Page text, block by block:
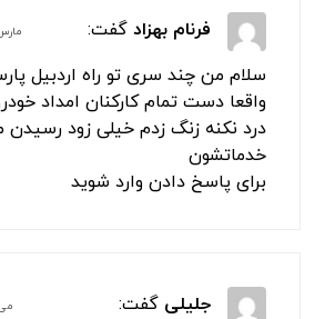
فرنام بهزاد گفت: مارس 19, 2024 در
سلام من چند سری تو راه اردبیل
واقعا دست تمام کارکنان امداد
درد نکنه زنگ زدم خیلی زود رسیدن
خدماتشون
برای پاسخ دادن وارد شوید
جلیلی گفت: می 10, 2025 در